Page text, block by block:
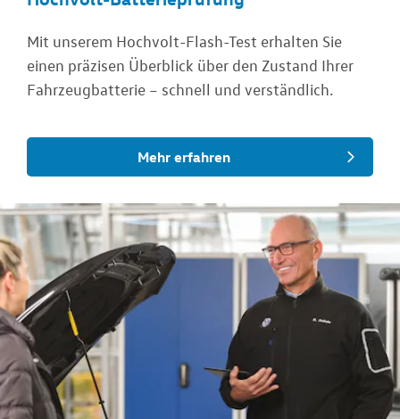
Mit unserem Hochvolt-Flash-Test erhalten Sie
einen präzisen Überblick über den Zustand Ihrer
Fahrzeugbatterie – schnell und verständlich.
Mehr erfahren